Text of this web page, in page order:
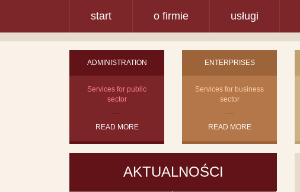
start o firmie usługi
ADMINISTRATION
Services for public
sector
READ MORE
ENTERPRISES
Services for business
sector
READ MORE
AKTUALNOŚCI